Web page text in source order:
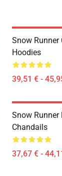
Snow Runner
Hoodies
39,51 € -
Snow Runner
Chandails
37,67 € -